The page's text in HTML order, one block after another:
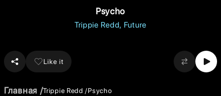
Psycho
Trippie Redd Future
Like it
Главная Trippie Redd Psycho